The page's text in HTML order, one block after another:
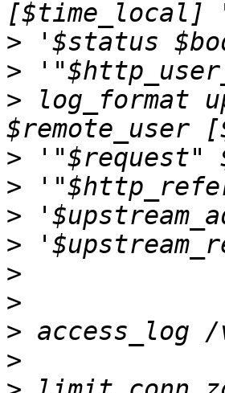
>
>
> log_format
>
>
>
>
>
>
>
>